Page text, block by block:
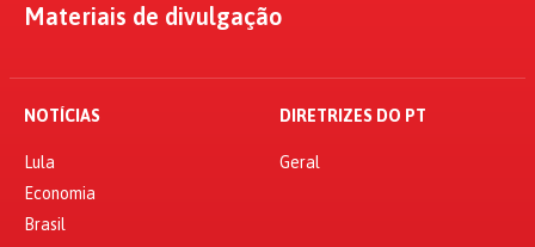
Materiais de divulgação
NOTÍCIAS
Lula
Economia
Brasil
DIRETRIZES DO PT
Geral